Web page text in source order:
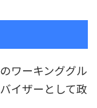
ワーキンググル
イザーとして政